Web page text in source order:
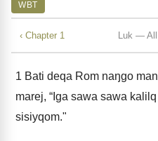
WBT
‹ Chapter 1 Luk — All
1 Bati deqa Rom naŋgo
marej, “Iga sawa sawa
sisiyqom."